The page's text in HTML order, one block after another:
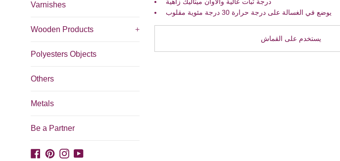
Varnishes
Wooden Products +
Polyesters Objects
Others
Metals
Be a Partner
Facebook
PinterestInstagram
YouTube
يستخدم على القماش